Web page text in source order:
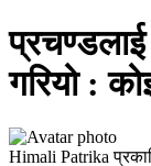
प्रचण्डलाई
गरियो :
Himali Patrika